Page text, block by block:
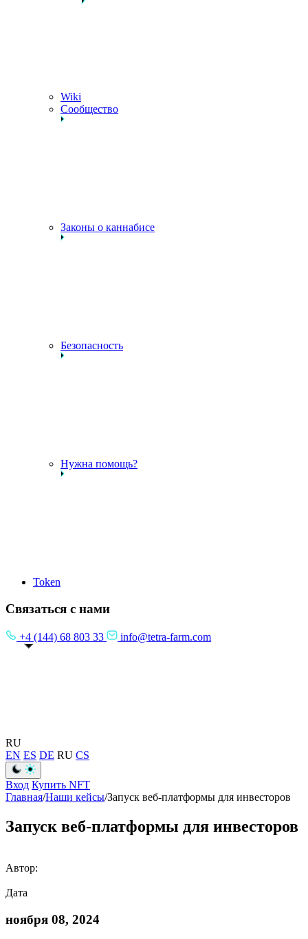
Wiki
Сообщество
Законы о каннабисе
Безопасность
Нужна помощь?
Token
Связаться с нами
+4 (144) 68 803 33 info@tetra-farm.com
RU
EN ES DE RU CS
Вход Купить NFT
Главная/Наши кейсы/Запуск веб-платформы для инвесторов
Запуск веб-платформы для инвесторов
Автор:
Дата
ноября 08, 2024